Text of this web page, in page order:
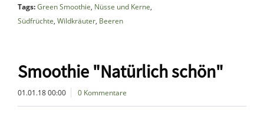
Tags:Green Smoothie, Nüsse und Kerne,
Südfrüchte, Wildkräuter, Beeren
Smoothie "Natürlich schön"
01.01.18 00:00 0 Kommentare